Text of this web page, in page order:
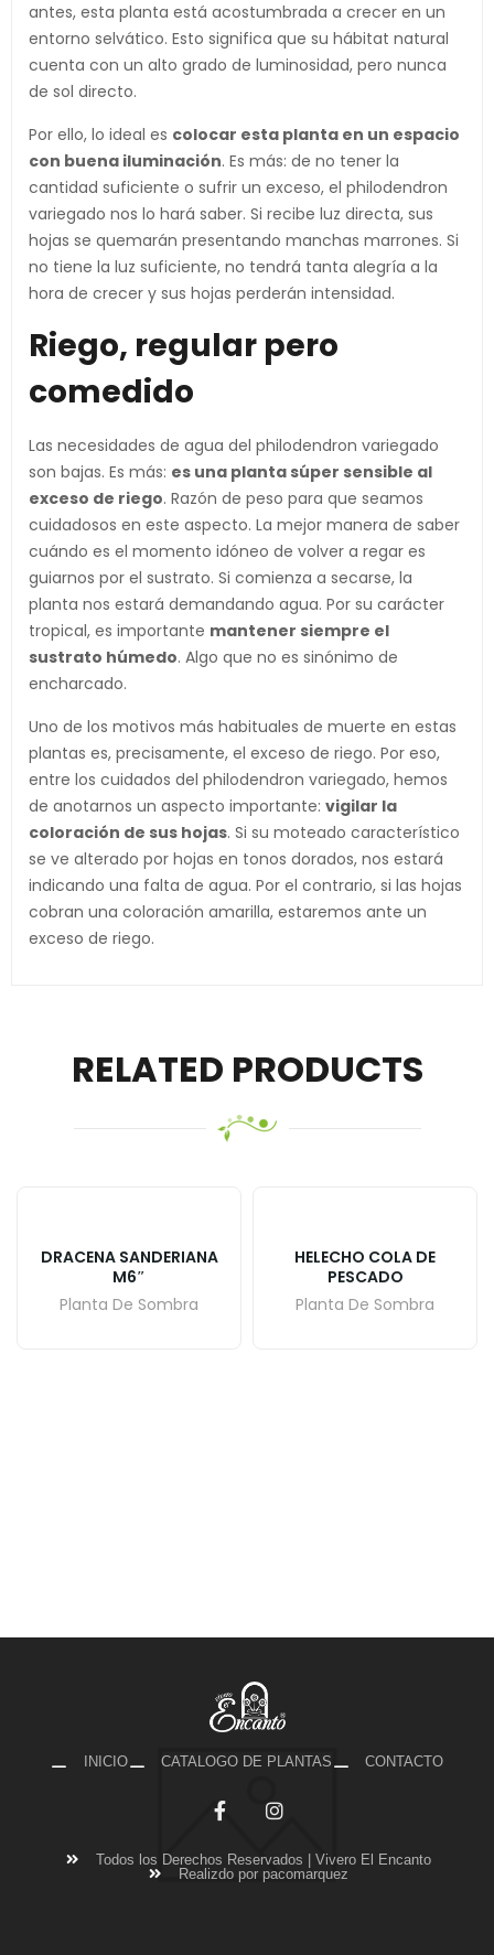
antes, esta planta está acostumbrada a crecer en un
entorno selvático. Esto significa que su hábitat natural
cuenta con un alto grado de luminosidad, pero nunca
de sol directo.
Por ello, lo ideal es colocar esta planta en un espacio
con buena iluminación. Es más: de no tener la
cantidad suficiente o sufrir un exceso, el philodendron
variegado nos lo hará saber. Si recibe luz directa, sus
hojas se quemarán presentando manchas marrones. Si
no tiene la luz suficiente, no tendrá tanta alegría a la
hora de crecer y sus hojas perderán intensidad.
Riego, regular pero
comedido
Las necesidades de agua del philodendron variegado
son bajas. Es más: es una planta súper sensible al
exceso de riego. Razón de peso para que seamos
cuidadosos en este aspecto. La mejor manera de saber
cuándo es el momento idóneo de volver a regar es
guiarnos por el sustrato. Si comienza a secarse, la
planta nos estará demandando agua. Por su carácter
tropical, es importante mantener siempre el
sustrato húmedo. Algo que no es sinónimo de
encharcado.
Uno de los motivos más habituales de muerte en estas
plantas es, precisamente, el exceso de riego. Por eso,
entre los cuidados del philodendron variegado, hemos
de anotarnos un aspecto importante: vigilar la
coloración de sus hojas. Si su moteado característico
se ve alterado por hojas en tonos dorados, nos estará
indicando una falta de agua. Por el contrario, si las hojas
cobran una coloración amarilla, estaremos ante un
exceso de riego.
RELATED PRODUCTS
DRACENA SANDERIANA
M6″
Planta De Sombra
HELECHO COLA DE
PESCADO
Planta De Sombra
INICIO CATALOGO DE PLANTAS CONTACTO
Todos los Derechos Reservados | Vivero El Encanto
Realizdo por pacomarquez